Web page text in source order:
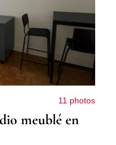
11 photos
meublé en